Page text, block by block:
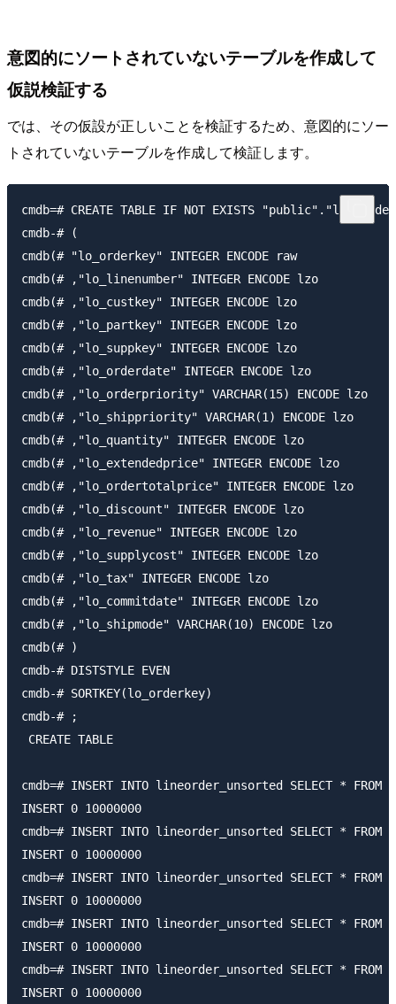
意図的にソートされていないテーブルを作成して
仮説検証する
では、その仮設が正しいことを検証するため、意図的にソー
トされていないテーブルを作成して検証します。
cmdb=# CREATE TABLE IF NOT EXISTS
cmdb-# (
cmdb(# "lo_orderkey" INTEGER ENCODE raw
cmdb(# ,"lo_linenumber" INTEGER ENCODE lzo
cmdb(# ,"lo_custkey" INTEGER ENCODE lzo
cmdb(# ,"lo_partkey" INTEGER ENCODE lzo
cmdb(# ,"lo_suppkey" INTEGER ENCODE lzo
cmdb(# ,"lo_orderdate" INTEGER ENCODE lzo
cmdb(# ,"lo_orderpriority" VARCHAR(15) ENCODE lzo
cmdb(# ,"lo_shippriority" VARCHAR(1) ENCODE lzo
cmdb(# ,"lo_quantity" INTEGER ENCODE lzo
cmdb(# ,"lo_extendedprice" INTEGER ENCODE lzo
cmdb(# ,"lo_ordertotalprice" INTEGER ENCODE lzo
cmdb(# ,"lo_discount" INTEGER ENCODE lzo
cmdb(# ,"lo_revenue" INTEGER ENCODE lzo
cmdb(# ,"lo_supplycost" INTEGER ENCODE lzo
cmdb(# ,"lo_tax" INTEGER ENCODE lzo
cmdb(# ,"lo_commitdate" INTEGER ENCODE lzo
cmdb(# ,"lo_shipmode" VARCHAR(10) ENCODE lzo
cmdb(# )
cmdb-# DISTSTYLE EVEN
cmdb-# SORTKEY(lo_orderkey)
cmdb-# ;
CREATE TABLE
cmdb=# INSERT INTO lineorder_unsorted SELECT *
INSERT 0 10000000
cmdb=# INSERT INTO lineorder_unsorted SELECT *
INSERT 0 10000000
cmdb=# INSERT INTO lineorder_unsorted SELECT *
INSERT 0 10000000
cmdb=# INSERT INTO lineorder_unsorted SELECT *
INSERT 0 10000000
cmdb=# INSERT INTO lineorder_unsorted SELECT *
INSERT 0 10000000